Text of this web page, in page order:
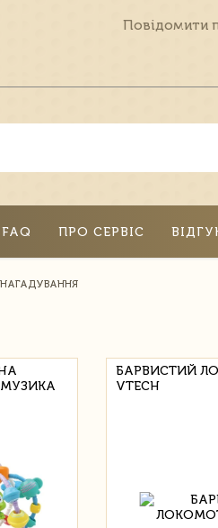
Повідомити
FAQ ПРО СЕРВІС
НАГАДУВАННЯ
БАРВИСТИЙ
VTECH